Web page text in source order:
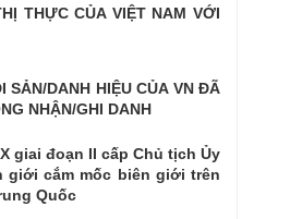
THỰC CỦA VIỆT NAM VỚI
SẢN/DANH HIỆU CỦA VN ĐÃ
NHẬN/GHI DANH
giai đoạn II cấp Chủ tịch Ủy
giới cắm mốc biên giới trên
Quốc